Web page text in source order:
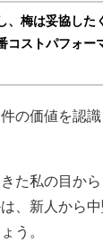
、梅は妥協した
コストパフォー
の価値を認
た私の目か
、新人から
う。